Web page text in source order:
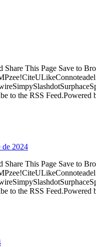
Share This Page Save to
to the RSS
de 2024
Share This Page Save to
to the RSS